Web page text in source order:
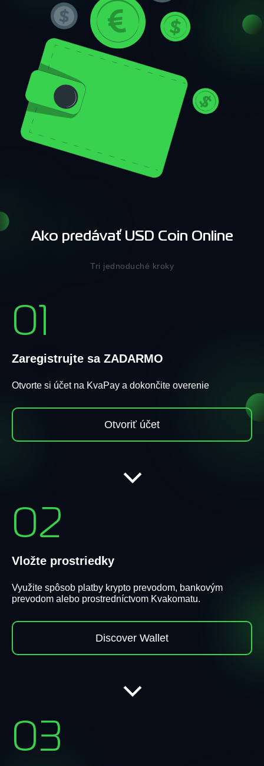
Ako predávať USD Coin Online
Tri jednoduché kroky
01
Zaregistrujte sa ZADARMO
Otvorte si účet na KvaPay a dokončite overenie
Otvoriť účet
02
Vložte prostriedky
Využite spôsob platby krypto prevodom, bankovým
prevodom alebo prostredníctvom Kvakomatu.
Discover Wallet
03